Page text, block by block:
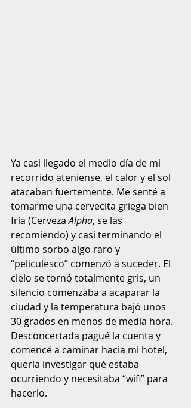
Ya casi llegado el medio día de mi
recorrido ateniense, el calor y el sol
atacaban fuertemente. Me senté a
tomarme una cervecita griega bien
fría (Cerveza Alpha, se las
recomiendo) y casi terminando el
último sorbo algo raro y
“peliculesco” comenzó a suceder. El
cielo se tornó totalmente gris, un
silencio comenzaba a acaparar la
ciudad y la temperatura bajó unos
30 grados en menos de media hora.
Desconcertada pagué la cuenta y
comencé a caminar hacia mi hotel,
quería investigar qué estaba
ocurriendo y necesitaba “wifi” para
hacerlo.